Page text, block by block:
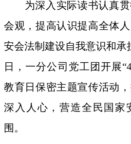
为深入实际读书认真
会观，提高认识提高全体
安会法制建设自我意识和承
日，一分公司党工团开展
教育日保密主题宣传活动
深入人心，营造全民国家
围。